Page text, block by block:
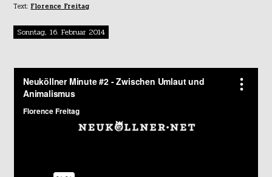
Text: Florence Freitag
Sonntag, 16. Februar 2014